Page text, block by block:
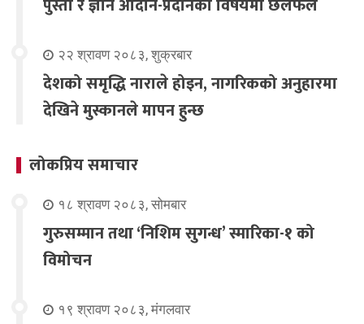
पुस्ता र ज्ञान आदान-प्रदानका विषयमा छलफल
२२ श्रावण २०८३, शुक्रबार
देशको समृद्धि नाराले होइन, नागरिकको अनुहारमा
देखिने मुस्कानले मापन हुन्छ
लोकप्रिय समाचार
१८ श्रावण २०८३, सोमबार
गुरुसम्मान तथा ‘निशिम सुगन्ध’ स्मारिका-१ को
विमोचन
१९ श्रावण २०८३, मंगलवार